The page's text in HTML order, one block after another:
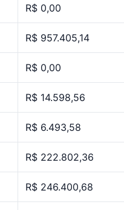
R$ 0,00
R$ 957.405,14
R$ 0,00
R$ 14.598,56
R$ 6.493,58
R$ 222.802,36
R$ 246.400,68